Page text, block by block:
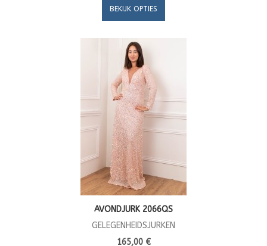
BEKIJK OPTIES
AVONDJURK 2066QS
GELEGENHEIDSJURKEN
165,00 €